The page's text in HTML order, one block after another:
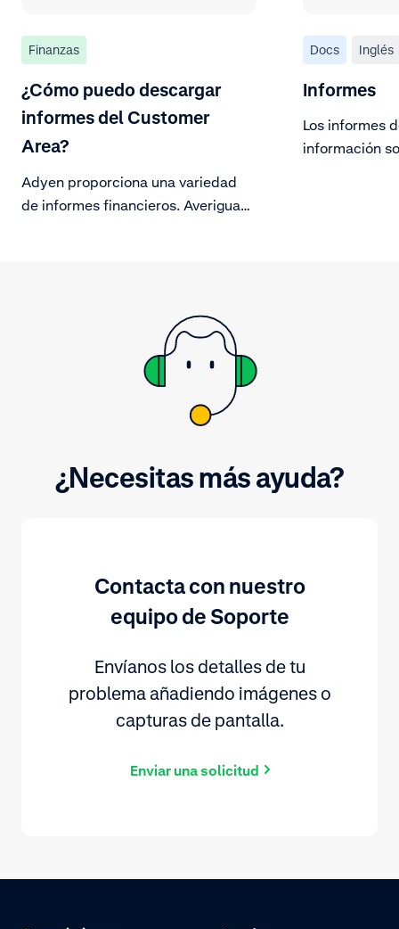
Finanzas
¿Cómo puedo descargar
informes del Customer
Area?
Adyen proporciona una variedad
de informes financieros. Averigua
Docs Inglés
Informes
Los informes
información
¿Necesitas más ayuda?
Contacta con nuestro
equipo de Soporte
Envíanos los detalles de tu
problema añadiendo imágenes o
capturas de pantalla.
Enviar una solicitud